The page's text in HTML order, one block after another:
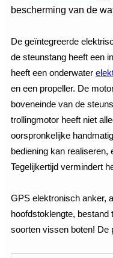
bescherming van de
De geïntegreerde
de steunstang heeft een
heeft een onderwater
en een propeller. De
boveneinde van de
trollingmotor heeft niet
oorspronkelijke
bediening kan realiseren,
Tegelijkertijd vermindert
GPS elektronisch anker,
hoofdstoklengte,
soorten vissen boten! De